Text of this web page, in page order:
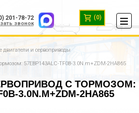
201-78-72
звонок
(0)
двигатели и сервоприводы
57EBP143ALC-TF0B-3.0N.m+ZDM-2HA865
С ТОРМОЗОМ:
3.0N.M+ZDM-2HA865